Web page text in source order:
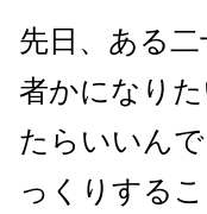
先日、ある
者かになり
たらいいん
っくりする